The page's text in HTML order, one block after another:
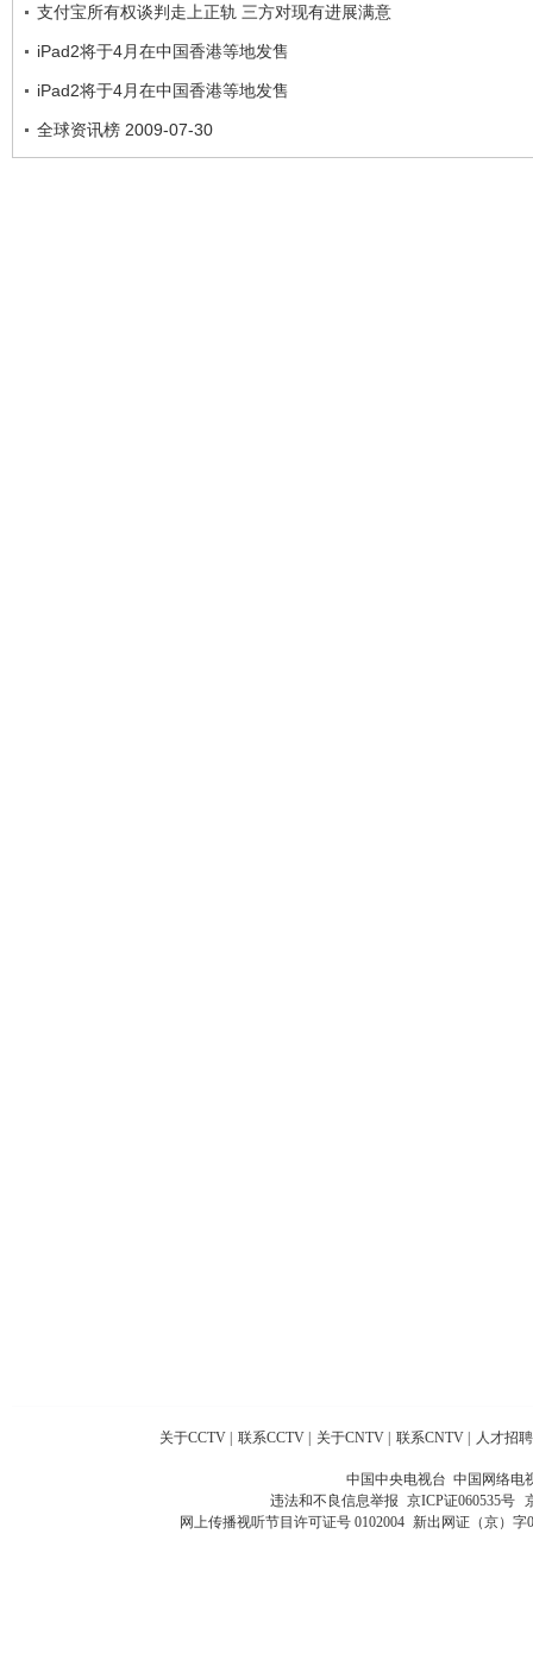
支付宝所有权谈判走上正轨 三方对现有进展满意
iPad2将于4月在中国香港等地发售
iPad2将于4月在中国香港等地发售
全球资讯榜 2009-07-30
关于CCTV 联系CCTV 关于CNTV 联系CNTV 人才招聘
中国中央电视台 中国网络电
违法和不良信息举报 京ICP证060535号
网上传播视听节目许可证号 0102004 新出网证（京）